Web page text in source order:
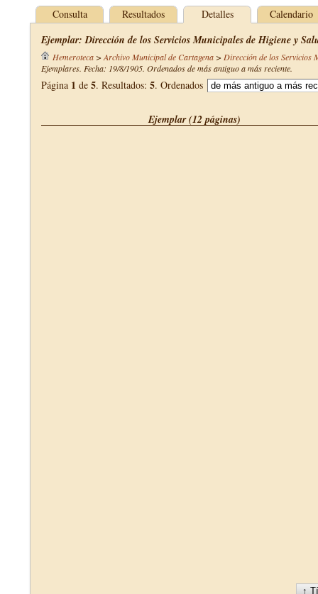
Consulta Resultados Detalles Calendario
Ejemplar: Dirección de los Servicios Municipales de Higiene y
Hemeroteca> Archivo Municipal de Cartagena> Dirección de los Servicios
Ejemplares. Fecha: 19/8/1905. Ordenados de más antiguo a más reciente.
Página 1 de 5. Resultados: 5. Ordenados
Ejemplar (12 páginas)